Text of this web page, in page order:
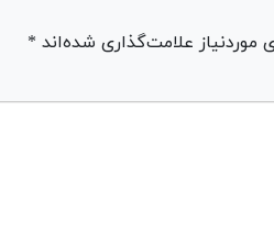
علامت‌گذاری شده‌اند *